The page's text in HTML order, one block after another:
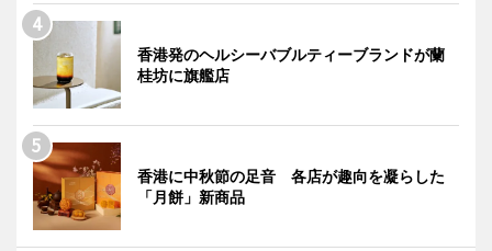
香港発のヘルシーバブルティーブランドが蘭
桂坊に旗艦店
香港に中秋節の足音 各店が趣向を凝らした
「月餅」新商品